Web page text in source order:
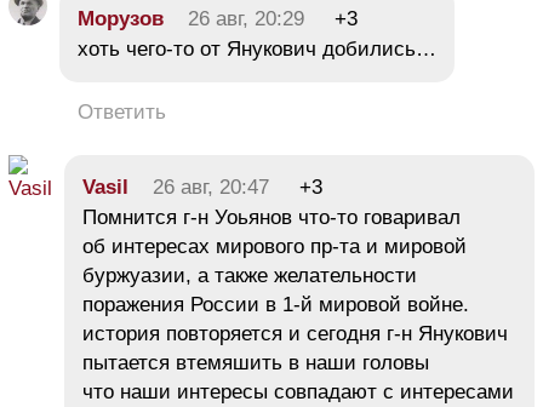
Морузов 26 авг, 20:29
+3
хоть чего-то от Янукович добились…
Ответить
Vasil 26 авг, 20:47
+3
Помнится г-н Уоьянов что-то говаривал
об интересах мирового пр-та и мировой
буржуазии, а также желательности
поражения России в 1-й мировой войне.
история повторяется и сегодня г-н Янукович
пытается втемяшить в наши головы
что наши интересы совпадают с интересами